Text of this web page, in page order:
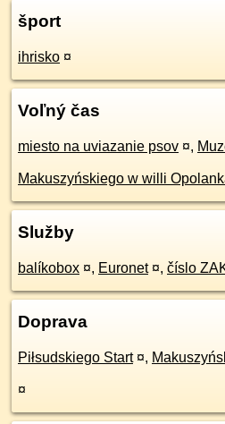
šport
ihrisko ¤
Voľný čas
miesto na uviazanie psov ¤,
Makuszyńskiego w willi
Služby
balíkobox ¤, Euronet ¤, číslo
Doprava
Piłsudskiego Start ¤,
¤